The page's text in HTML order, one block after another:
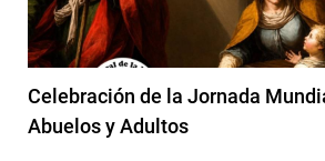
Celebración de la Jornada
Abuelos y Adultos